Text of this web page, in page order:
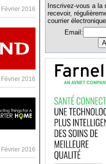
2016
2016
2016
Inscrivez-vous a la
recevoir,
courrier
Email: